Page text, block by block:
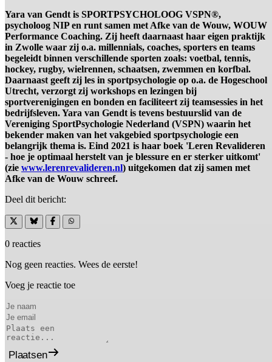
Yara van Gendt is SPORTPSYCHOLOOG VSPN®,
psycholoog NIP en runt samen met Afke van de Wouw, WOUW
Performance Coaching. Zij heeft daarnaast haar eigen praktijk
in Zwolle waar zij o.a. millennials, coaches, sporters en teams
begeleidt binnen verschillende sporten zoals: voetbal, tennis,
hockey, rugby, wielrennen, schaatsen, zwemmen en korfbal.
Daarnaast geeft zij les in sportpsychologie op o.a. de Hogeschool
Utrecht, verzorgt zij workshops en lezingen bij
sportverenigingen en bonden en faciliteert zij teamsessies in het
bedrijfsleven. Yara van Gendt is tevens bestuurslid van de
Vereniging SportPsychologie Nederland (VSPN) waarin het
bekender maken van het vakgebied sportpsychologie een
belangrijk thema is. Eind 2021 is haar boek 'Leren Revalideren
- hoe je optimaal herstelt van je blessure en er sterker uitkomt'
(zie www.lerenrevalideren.nl) uitgekomen dat zij samen met
Afke van de Wouw schreef.
Deel dit bericht:
0 reacties
Nog geen reacties. Wees de eerste!
Voeg je reactie toe
Plaatsen